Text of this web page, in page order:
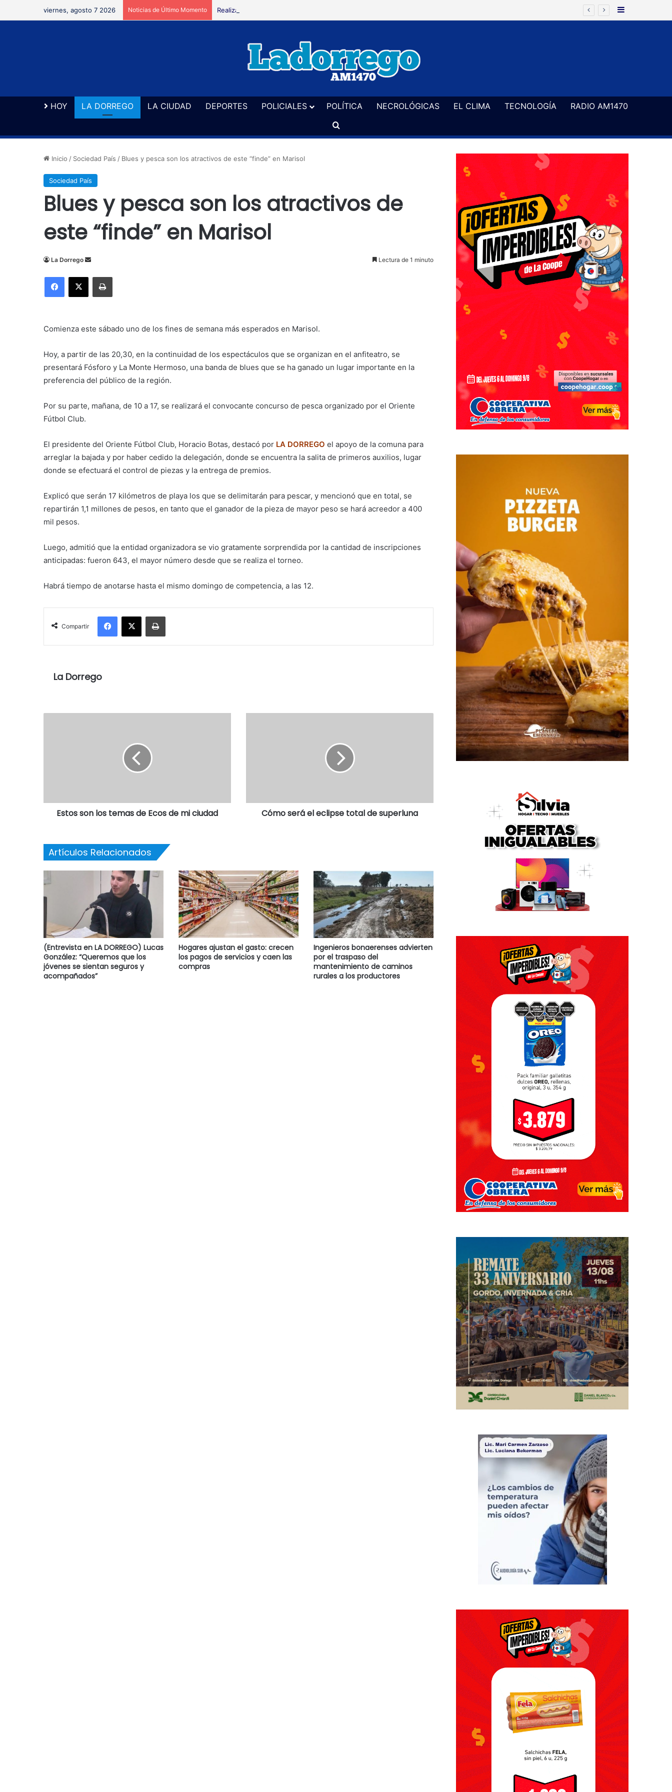
viernes, agosto 7 2026 Noticias de Último Momento Realizaron un allanamiento en El Perdido en una causa por hurto Barra Lateral
HOY LA DORREGO LA CIUDAD DEPORTES POLICIALES POLÍTICA NECROLÓGICAS EL CLIMA TECNOLOGÍA
RADIO AM1470
Buscar
Inicio / Sociedad País / Blues y pesca son los atractivos de este “finde” en Marisol
Sociedad País
Blues y pesca son los atractivos de
este “finde” en Marisol
La Dorrego
Send
email
Lectura de 1 minuto
Facebook
X Imprimir
Comienza este sábado uno de los fines de semana más esperados en Marisol.
Hoy, a partir de las 20,30, en la continuidad de los espectáculos que se organizan en el anfiteatro, se
presentará Fósforo y La Monte Hermoso, una banda de blues que se ha ganado un lugar importante en la
preferencia del público de la región.
Por su parte, mañana, de 10 a 17, se realizará el convocante concurso de pesca organizado por el Oriente
Fútbol Club.
El presidente del Oriente Fútbol Club, Horacio Botas, destacó por LA DORREGO el apoyo de la comuna para
arreglar la bajada y por haber cedido la delegación, donde se encuentra la salita de primeros auxilios, lugar
donde se efectuará el control de piezas y la entrega de premios.
Explicó que serán 17 kilómetros de playa los que se delimitarán para pescar, y mencionó que en total, se
repartirán 1,1 millones de pesos, en tanto que el ganador de la pieza de mayor peso se hará acreedor a 400
mil pesos.
Luego, admitió que la entidad organizadora se vio gratamente sorprendida por la cantidad de inscripciones
anticipadas: fueron 643, el mayor número desde que se realiza el torneo.
Habrá tiempo de anotarse hasta el mismo domingo de competencia, a las 12.
Compartir
Facebook
X Imprimir
La Dorrego
Estos son los temas de Ecos de mi ciudad Cómo será el eclipse total de superluna
Artículos Relacionados
(Entrevista en LA DORREGO) Lucas
González: “Queremos que los
jóvenes se sientan seguros y
acompañados”
Hogares ajustan el gasto: crecen
los pagos de servicios y caen las
compras
Ingenieros bonaerenses advierten
por el traspaso del
mantenimiento de caminos
rurales a los productores